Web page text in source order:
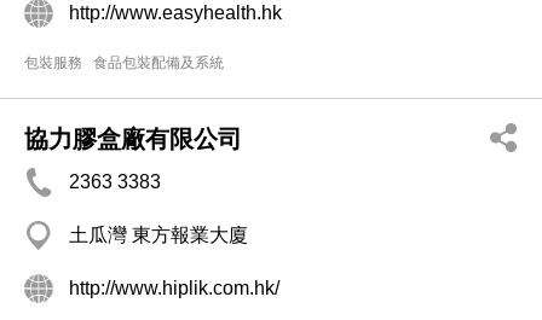
http://www.easyhealth.hk
包裝服務 食品包裝配備及系統
協力膠盒廠有限公司
2363 3383
土瓜灣 東方報業大廈
http://www.hiplik.com.hk/